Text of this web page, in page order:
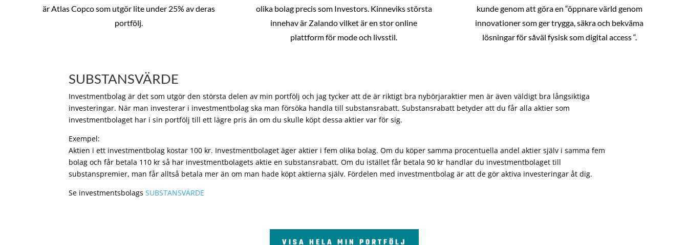
är Atlas Copco som utgör lite under 25% av deras
portfölj.
olika bolag precis som Investors. Kinneviks största
innehav är Zalando vilket är en stor online
plattform för mode och livsstil.
kunde genom att göra en “öppnare värld genom
innovationer som ger trygga, säkra och bekväma
lösningar för såväl fysisk som digital access “.
SUBSTANSVÄRDE
Investmentbolag är det som utgör den största delen av min portfölj och jag tycker att de är riktigt bra nybörjaraktier men är även väldigt bra långsiktiga
investeringar. När man investerar i investmentbolag ska man försöka handla till substansrabatt. Substansrabatt betyder att du får alla aktier som
investmentbolaget har i sin portfölj till ett lägre pris än om du skulle köpt dessa aktier var för sig.
Exempel:
Aktien i ett investmentbolag kostar 100 kr. Investmentbolaget äger aktier i fem olika bolag. Om du köper samma procentuella andel aktier själv i samma fem
bolag och får betala 110 kr så har investmentbolagets aktie en substansrabatt. Om du istället får betala 90 kr handlar du investmentbolaget till
substanspremier, man får alltså betala mer än om man hade köpt aktierna själv. Fördelen med investmentbolag är att de gör aktiva investeringar åt dig.
Se investmentsbolagsSUBSTANSVÄRDE
VISA HELA MIN PORTFÖLJ